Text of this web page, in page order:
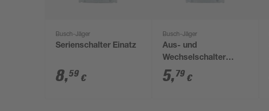
Busch-Jäger
Serienschalter Einatz
8,59 €
Busch-Jäger
Aus- und
Wechselschalter
Einsatz
5,79 €